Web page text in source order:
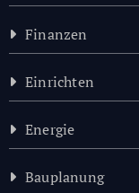
Finanzen
Einrichten
Energie
Bauplanung